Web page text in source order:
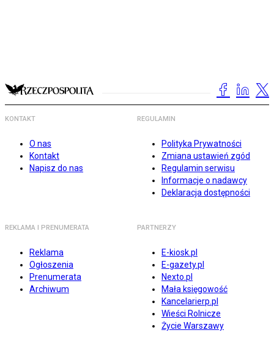
KONTAKT
O nas
Kontakt
Napisz do nas
REGULAMIN
Polityka Prywatności
Zmiana ustawień zgód
Regulamin serwisu
Informacje o nadawcy
Deklaracja dostępności
REKLAMA I PRENUMERATA
Reklama
Ogłoszenia
Prenumerata
Archiwum
PARTNERZY
E-kiosk.pl
E-gazety.pl
Nexto.pl
Mała księgowość
Kancelarierp.pl
Wieści Rolnicze
Życie Warszawy